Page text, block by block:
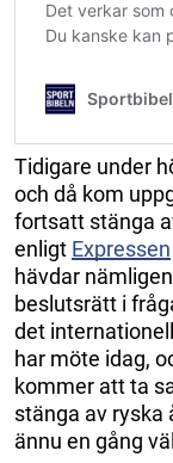
Tidigare under
och då kom
fortsatt stänga
enligt Expressen
hävdar
beslutsrätt i
det
har möte idag,
kommer att ta
stänga av ryska
ännu en gång